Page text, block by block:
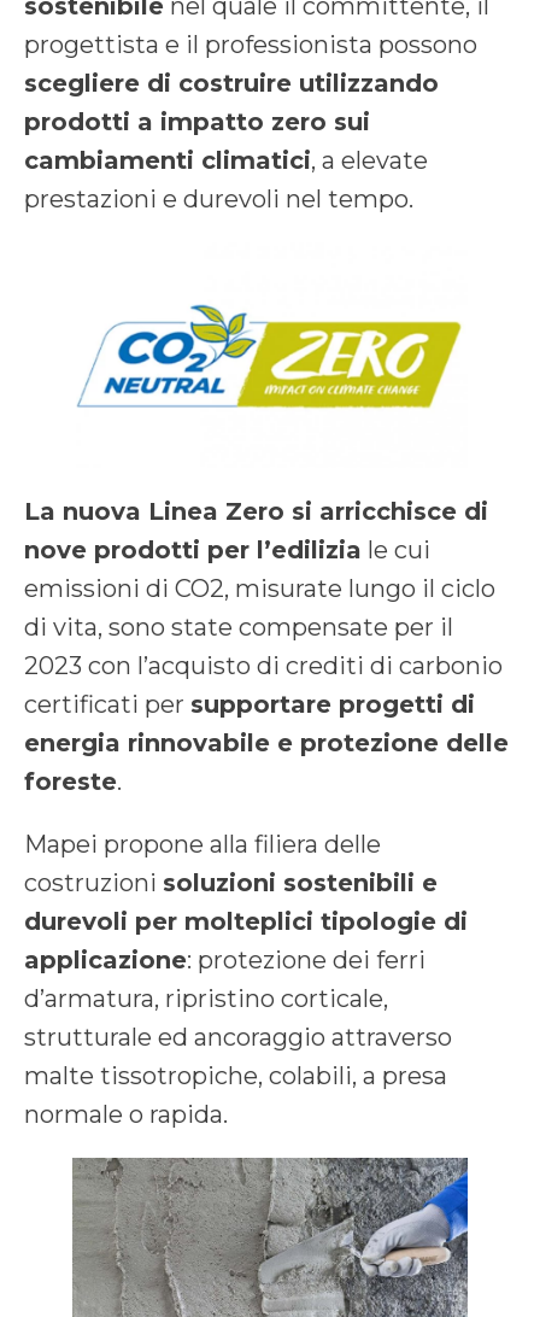
sostenibile nel quale il committente, il
progettista e il professionista possono
scegliere di costruire utilizzando
prodotti a impatto zero sui
cambiamenti climatici, a elevate
prestazioni e durevoli nel tempo.
La nuova Linea Zero si arricchisce di
nove prodotti per l’edilizia le cui
emissioni di CO2, misurate lungo il ciclo
di vita, sono state compensate per il
2023 con l’acquisto di crediti di carbonio
certificati per supportare progetti di
energia rinnovabile e protezione delle
foreste.
Mapei propone alla filiera delle
costruzioni soluzioni sostenibili e
durevoli per molteplici tipologie di
applicazione: protezione dei ferri
d’armatura, ripristino corticale,
strutturale ed ancoraggio attraverso
malte tissotropiche, colabili, a presa
normale o rapida.